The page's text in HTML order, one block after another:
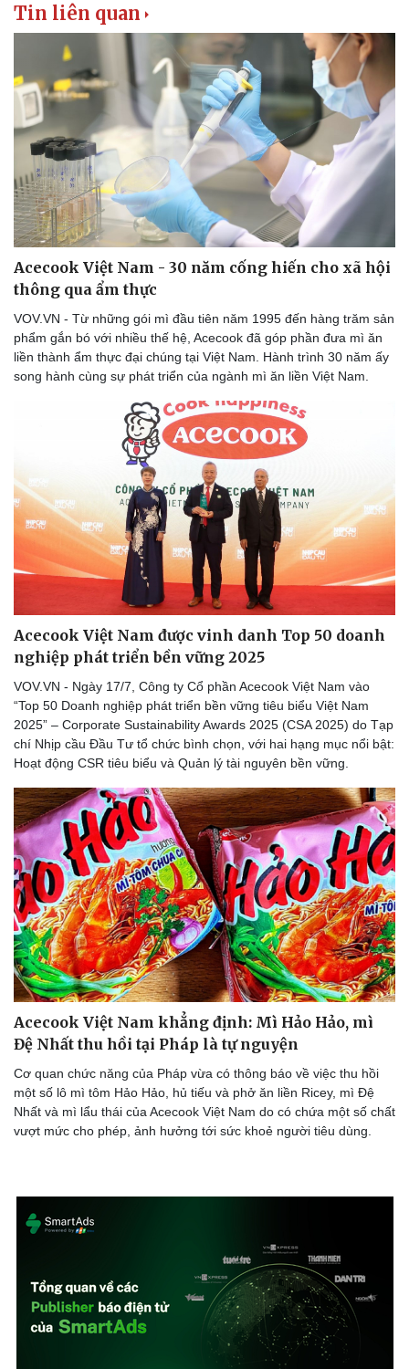
Văn hóa
Sân khấu - Điện ảnh
Âm nhạc
Di sản
Giải trí
Nghệ sĩ
Sao Việt
Tin liên quan
Acecook Việt Nam - 30 năm cống hiến cho xã hội
thông qua ẩm thực
VOV.VN - Từ những gói mì đầu tiên năm 1995 đến hàng trăm sản
phẩm gắn bó với nhiều thế hệ, Acecook đã góp phần đưa mì ăn
liền thành ẩm thực đại chúng tại Việt Nam. Hành trình 30 năm ấy
song hành cùng sự phát triển của ngành mì ăn liền Việt Nam.
Acecook Việt Nam được vinh danh Top 50 doanh
nghiệp phát triển bền vững 2025
VOV.VN - Ngày 17/7, Công ty Cổ phần Acecook Việt Nam vào
“Top 50 Doanh nghiệp phát triển bền vững tiêu biểu Việt Nam
2025” – Corporate Sustainability Awards 2025 (CSA 2025) do Tạp
chí Nhịp cầu Đầu Tư tổ chức bình chọn, với hai hạng mục nổi bật:
Hoạt động CSR tiêu biểu và Quản lý tài nguyên bền vững.
Acecook Việt Nam khẳng định: Mì Hảo Hảo, mì
Đệ Nhất thu hồi tại Pháp là tự nguyện
Cơ quan chức năng của Pháp vừa có thông báo về việc thu hồi
một số lô mì tôm Hảo Hảo, hủ tiếu và phở ăn liền Ricey, mì Đệ
Nhất và mì lẩu thái của Acecook Việt Nam do có chứa một số chất
vượt mức cho phép, ảnh hưởng tới sức khoẻ người tiêu dùng.